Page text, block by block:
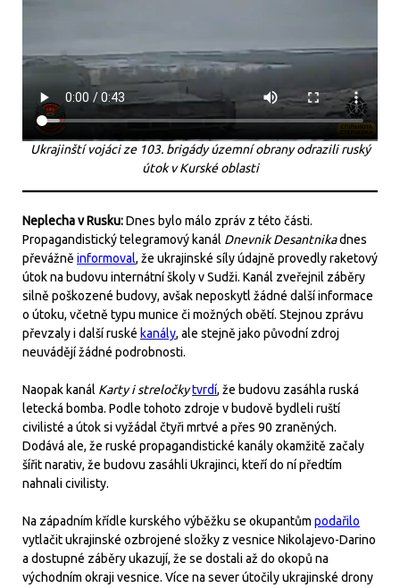
Ukrajinští vojáci ze 103. brigády územní obrany odrazili ruský
útok v Kurské oblasti
Neplecha v Rusku:Dnes bylo málo zpráv z této části.
Propagandistický telegramový kanál Dnevnik Desantnikadnes
převážně informoval, že ukrajinské síly údajně provedly raketový
útok na budovu internátní školy v Sudži. Kanál zveřejnil záběry
silně poškozené budovy, avšak neposkytl žádné další informace
o útoku, včetně typu munice či možných obětí. Stejnou zprávu
převzaly i další ruské kanály, ale stejně jako původní zdroj
neuvádějí žádné podrobnosti.
Naopak kanál Karty i streločkytvrdí, že budovu zasáhla ruská
letecká bomba. Podle tohoto zdroje v budově bydleli ruští
civilisté a útok si vyžádal čtyři mrtvé a přes 90 zraněných.
Dodává ale, že ruské propagandistické kanály okamžitě začaly
šířit narativ, že budovu zasáhli Ukrajinci, kteří do ní předtím
nahnali civilisty.
Na západním křídle kurského výběžku se okupantům podařilo
vytlačit ukrajinské ozbrojené složky z vesnice Nikolajevo-Darino
a dostupné záběry ukazují, že se dostali až do okopů na
východním okraji vesnice. Více na sever útočily ukrajinské drony